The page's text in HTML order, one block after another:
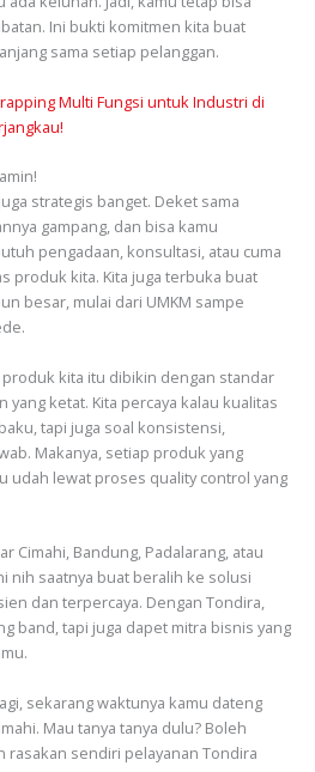
Ini bukti komitmen kita buat
sama setiap pelanggan.
Multi Fungsi untuk Industri di
strategis banget. Deket sama
gampang, dan bisa kamu
pengadaan, konsultasi, atau cuma
produk kita. Kita juga terbuka buat
besar, mulai dari UMKM sampe
kita itu dibikin dengan standar
yang ketat. Kita percaya kalau kualitas
tapi juga soal konsistensi,
Makanya, setiap produk yang
udah lewat proses quality control yang
Cimahi, Bandung, Padalarang, atau
nih saatnya buat beralih ke solusi
dan terpercaya. Dengan Tondira,
band, tapi juga dapet mitra bisnis yang
sekarang waktunya kamu dateng
Mau tanya tanya dulu? Boleh
rasakan sendiri pelayanan Tondira